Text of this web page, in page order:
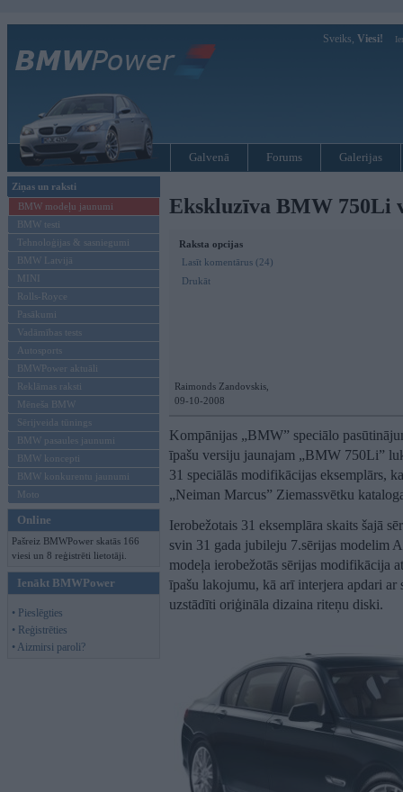
Sveiks, Viesi!
Galvenā Forums Galerijas
Ziņas un raksti
BMW modeļu jaunumi
BMW testi
Tehnoloģijas & sasniegumi
BMW Latvijā
MINI
Rolls-Royce
Pasākumi
Vadāmības tests
Autosports
BMWPower aktuāli
Reklāmas raksti
Mēneša BMW
Sērijveida tūnings
BMW pasaules jaunumi
BMW koncepti
BMW konkurentu jaunumi
Moto
Online
Pašreiz BMWPower skatās 166
viesi un 8 reģistrēti lietotāji.
Ienākt BMWPower
• Pieslēgties
• Reģistrēties
• Aizmirsi paroli?
Ekskluzīva BMW 750Li
Raksta opcijas
Lasīt komentārus (24)
Drukāt
Raimonds Zandovskis,
09-10-2008
Kompānijas „BMW” speciālo
īpašu versiju jaunajam „BMW 750Li”
31 speciālās modifikācijas eksemplārs,
„Neiman Marcus” Ziemassvētku
Ierobežotais 31 eksemplāra skaits šajā
svin 31 gada jubileju 7.sērijas modelim
modeļa ierobežotās sērijas modifikācija
īpašu lakojumu, kā arī interjera apdari ar
uzstādīti oriģināla dizaina riteņu diski.